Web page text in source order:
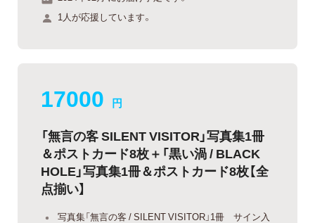
1人が応援しています。
17000 円
「無言の客 SILENT VISITOR」写真集1冊
＆ポストカード8枚＋「黒い渦 / BLACK
HOLE」写真集1冊＆ポストカード8枚【全
点揃い】
写真集「無言の客 / SILENT VISITOR」1冊 サイン入